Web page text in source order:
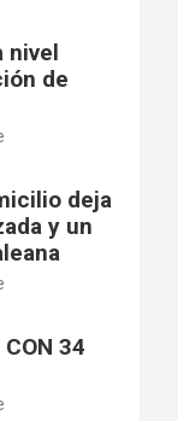
nivel
de
deja
y un
CON 34